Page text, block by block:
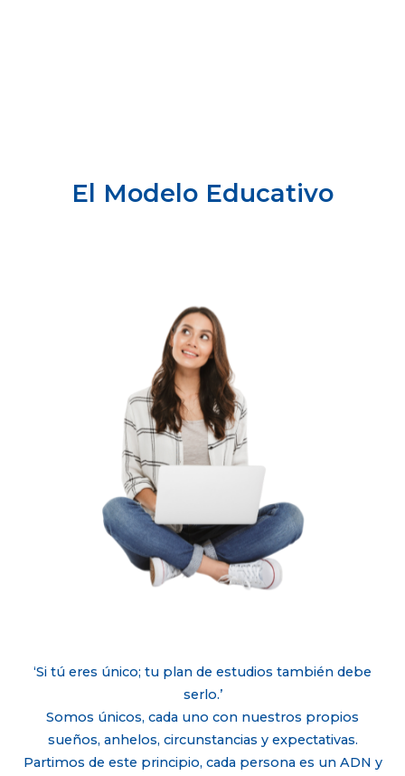
El Modelo Educativo
‘Si tú eres único; tu plan de estudios también debe
serlo.’
Somos únicos, cada uno con nuestros propios
sueños, anhelos, circunstancias y expectativas.
Partimos de este principio, cada persona es un ADN y